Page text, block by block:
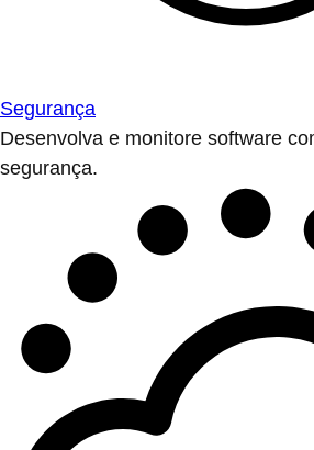
Segurança
Desenvolva e monitore software
segurança.